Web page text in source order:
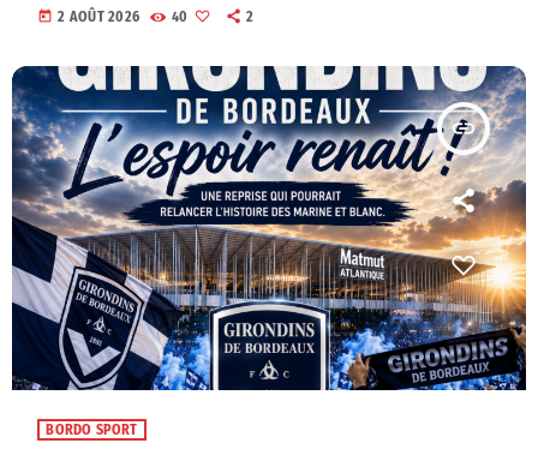
today 2 AOÛT 2026 40 2
insert_link
BORDO SPORT